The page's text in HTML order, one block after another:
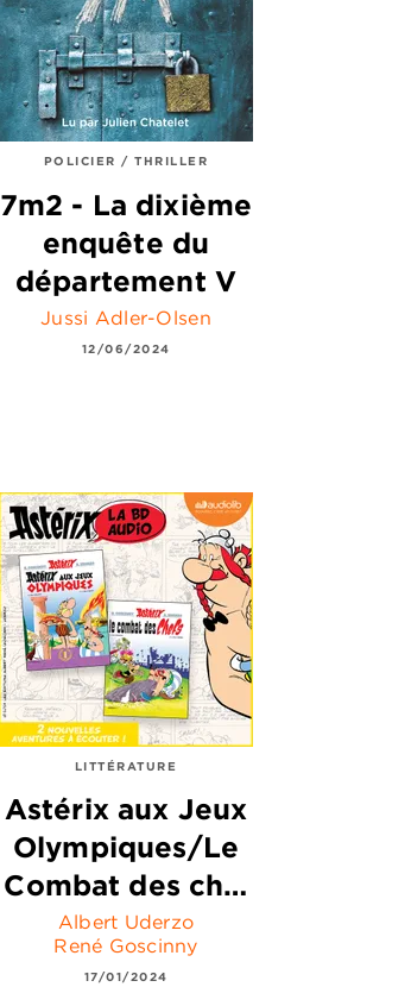
POLICIER / THRILLER
7m2 - La dixième
enquête du
département V
Jussi Adler-Olsen
12/06/2024
LITTÉRATURE
Astérix aux Jeux
Olympiques/Le
Combat des ch…
Albert Uderzo
René Goscinny
17/01/2024